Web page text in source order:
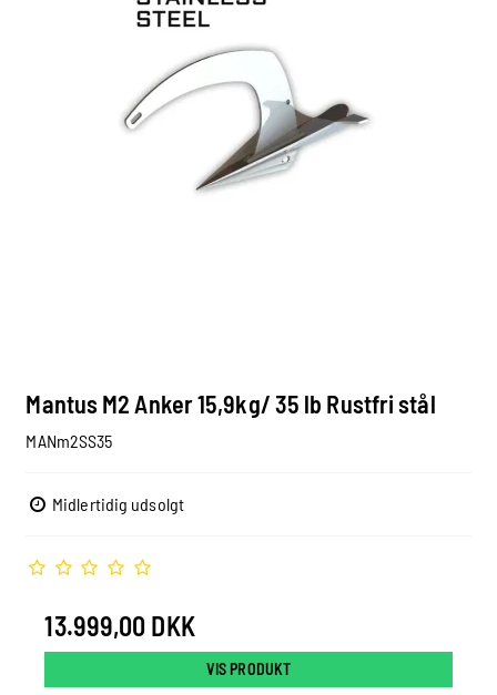
Mantus M2 Anker 15,9kg/ 35 lb Rustfri stål
MANm2SS35
Midlertidig udsolgt
13.999,00 DKK
VIS PRODUKT